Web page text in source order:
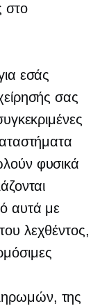
στο
εσάς
σας
φυσικά
αυτά με
λεχθέντος,
της